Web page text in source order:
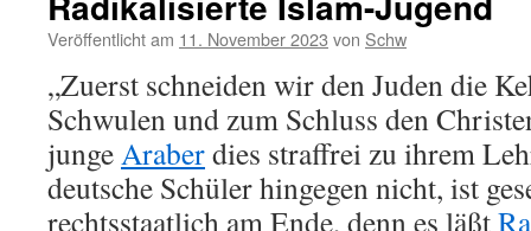
Veröffentlicht am 11. November 2023 von Schw
„Zuerst schneiden wir den Juden die
Schwulen und zum Schluss den
jungeAraberdies straffrei zu ihrem
deutsche Schüler hingegen nicht, ist
rechtsstaatlich am Ende, denn es läßt